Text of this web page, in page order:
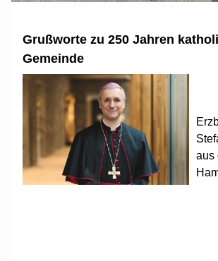
Grußworte zu 250 Jahren
Gemeinde
aus